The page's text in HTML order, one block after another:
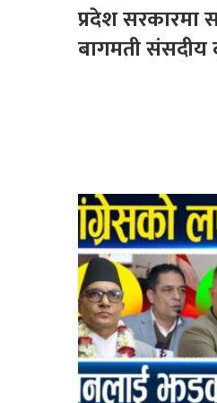
प्रदेश सरकारमा
बागमती संसदीय